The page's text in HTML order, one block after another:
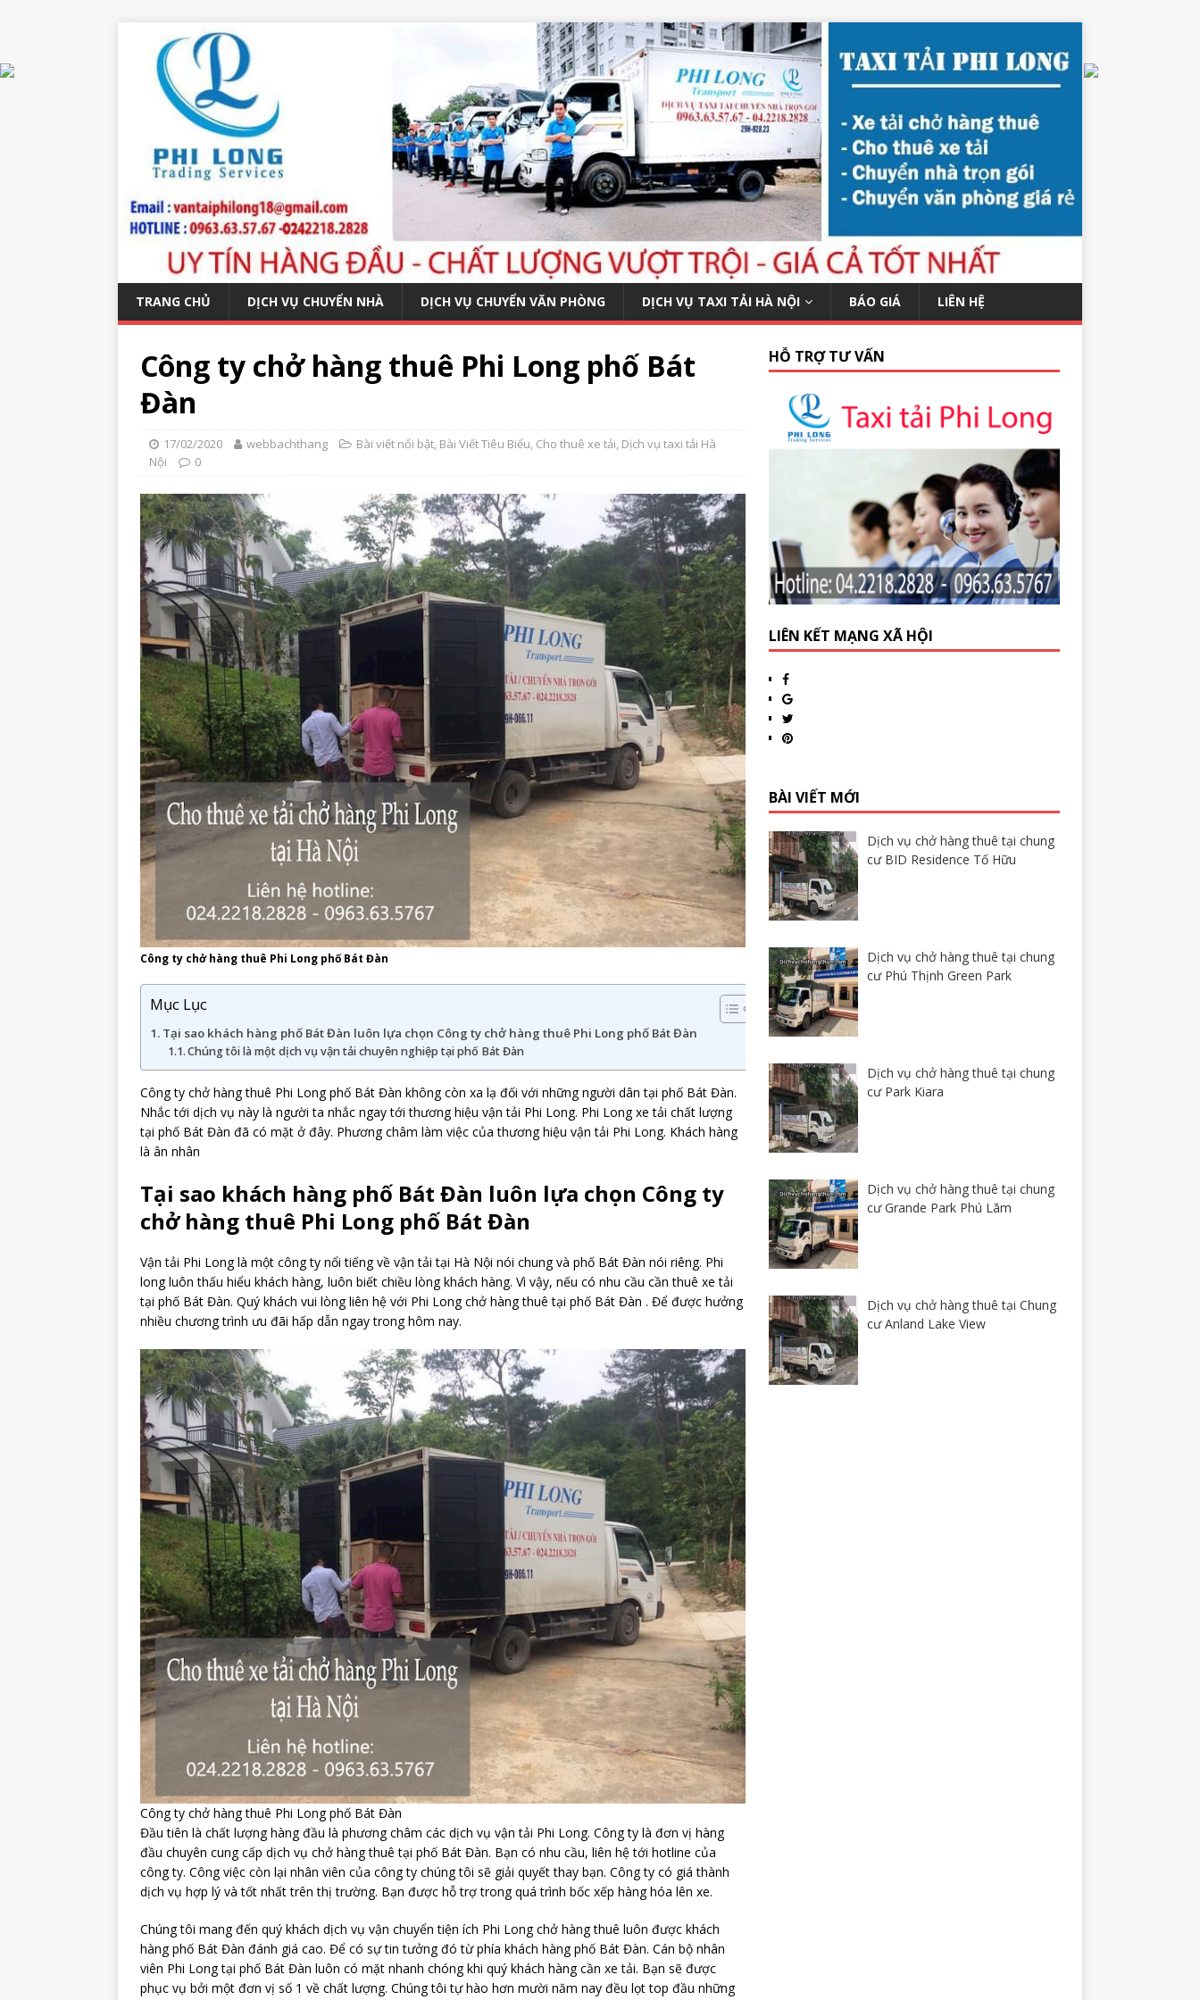
TRANG CHỦ DỊCH VỤ CHUYỂN NHÀ DỊCH VỤ CHUYỂN VĂN PHÒNG DỊCH VỤ TAXI TẢI HÀ NỘI BÁO GIÁ LIÊN HỆ
Công ty chở hàng thuê Phi Long phố Bát
Đàn
17/02/2020 webbachthang Bài viết nổi bật, Bài Viết Tiêu Biểu, Cho thuê xe tải, Dịch vụ taxi tải Hà
Nội
0
Công ty chở hàng thuê Phi Long phố Bát Đàn
Mục Lục
Tại sao khách hàng phố Bát Đàn luôn lựa chọn Công ty chở hàng thuê Phi Long phố Bát Đàn
Chúng tôi là một dịch vụ vận tải chuyên nghiệp tại phố Bát Đàn
Công ty chở hàng thuê Phi Long phố Bát Đàn không còn xa lạ đối với những người dân tại phố Bát Đàn.
Nhắc tới dịch vụ này là người ta nhắc ngay tới thương hiệu vận tải Phi Long. Phi Long xe tải chất lượng
tại phố Bát Đàn đã có mặt ở đây. Phương châm làm việc của thương hiệu vận tải Phi Long. Khách hàng
là ân nhân
Tại sao khách hàng phố Bát Đàn luôn lựa chọn Công ty
chở hàng thuê Phi Long phố Bát Đàn
Vận tải Phi Long là một công ty nổi tiếng về vận tải tại Hà Nội nói chung và phố Bát Đàn nói riêng. Phi
long luôn thấu hiểu khách hàng, luôn biết chiều lòng khách hàng. Vì vậy, nếu có nhu cầu cần thuê xe tải
tại phố Bát Đàn. Quý khách vui lòng liên hệ với Phi Long chở hàng thuê tại phố Bát Đàn . Để được hưởng
nhiều chương trình ưu đãi hấp dẫn ngay trong hôm nay.
Công ty chở hàng thuê Phi Long phố Bát Đàn
Đầu tiên là chất lượng hàng đầu là phương châm các dịch vụ vận tải Phi Long. Công ty là đơn vị hàng
đầu chuyên cung cấp dịch vụ chở hàng thuê tại phố Bát Đàn. Bạn có nhu cầu, liên hệ tới hotline của
công ty. Công việc còn lại nhân viên của công ty chúng tôi sẽ giải quyết thay bạn. Công ty có giá thành
dịch vụ hợp lý và tốt nhất trên thị trường. Bạn được hỗ trợ trong quá trình bốc xếp hàng hóa lên xe.
Chúng tôi mang đến quý khách dịch vụ vận chuyển tiện ích Phi Long chở hàng thuê luôn được khách
hàng phố Bát Đàn đánh giá cao. Để có sự tin tưởng đó từ phía khách hàng phố Bát Đàn. Cán bộ nhân
viên Phi Long tại phố Bát Đàn luôn có mặt nhanh chóng khi quý khách hàng cần xe tải. Bạn sẽ được
phục vụ bởi một đơn vị số 1 về chất lượng. Chúng tôi tự hào hơn mười năm nay đều lọt top đầu những
HỖ TRỢ TƯ VẤN
LIÊN KẾT MẠNG XÃ HỘI
BÀI VIẾT MỚI
Dịch vụ chở hàng thuê tại chung
cư BID Residence Tố Hữu
Dịch vụ chở hàng thuê tại chung
cư Phú Thịnh Green Park
Dịch vụ chở hàng thuê tại chung
cư Park Kiara
Dịch vụ chở hàng thuê tại chung
cư Grande Park Phú Lãm
Dịch vụ chở hàng thuê tại Chung
cư Anland Lake View